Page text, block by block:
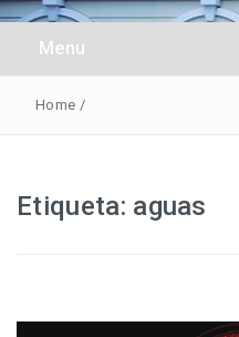
Obreros
Menu
Home /
Etiqueta: aguas